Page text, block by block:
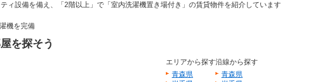
ィ設備を備え、「2階以上」で「室内洗濯機置き場付き」の賃貸物件を紹介しています
機を完備
を探そう
エリアから探す
青森県
沿線から探す
青森県